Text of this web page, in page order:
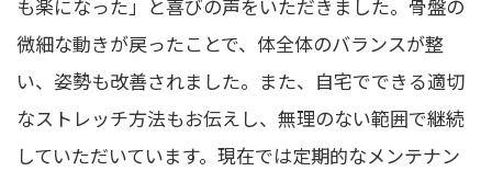
も楽になった」と喜びの声をいただきました。骨盤の
微細な動きが戻ったことで、体全体のバランスが整
い、姿勢も改善されました。また、自宅でできる適切
なストレッチ方法もお伝えし、無理のない範囲で継続
していただいています。現在では定期的なメンテナン